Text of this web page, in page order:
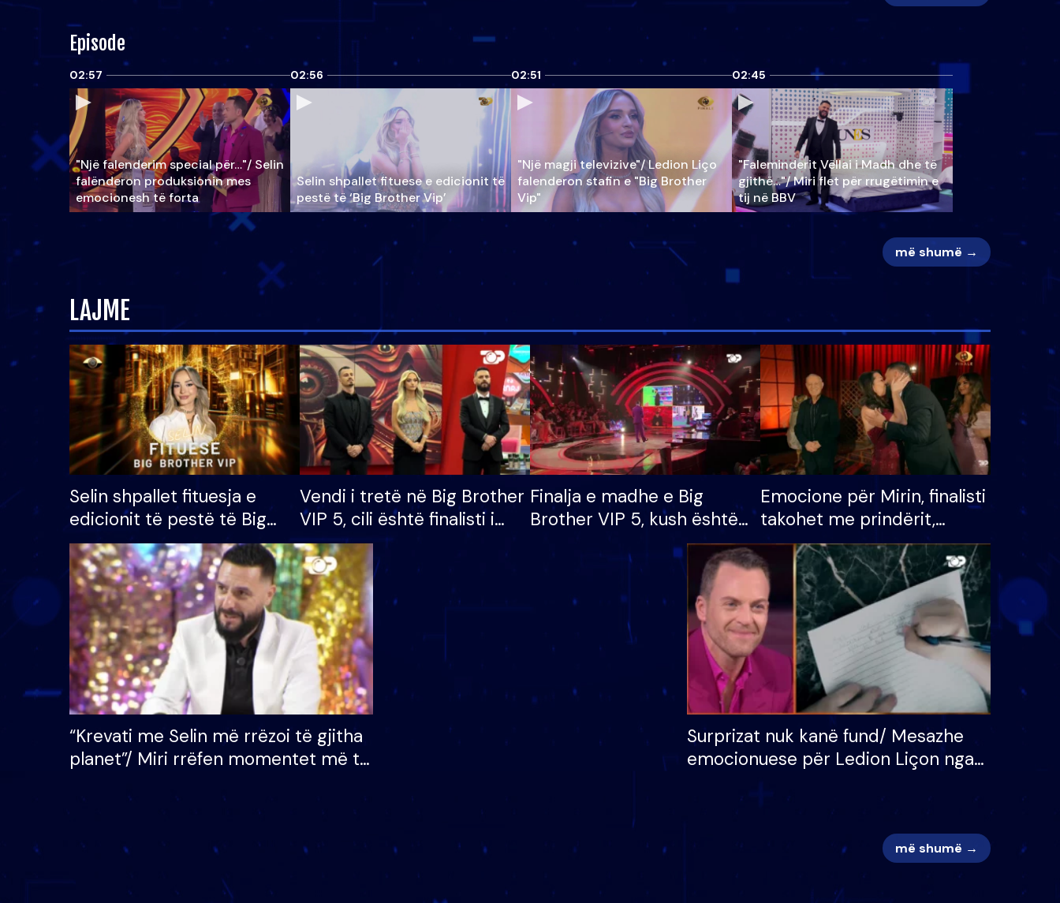
Episode
02:57
"Një falenderim special për…"/ Selin
falënderon produksionin mes
emocionesh të forta
02:56
Selin shpallet fituese e edicionit të
pestë të ‘Big Brother Vip’
02:51
"Një magji televizive"/ Ledion Liço
falenderon stafin e "Big Brother
Vip"
02:45
"Faleminderit Vëllai i Madh dhe të
gjithë…"/ Miri flet për rrugëtimin e
tij në BBV
më shumë →
LAJME
Selin shpallet fituesja e
edicionit të pestë të Big
Brother VIP, rrëmben
çmimin e madh prej 100
mijë eurosh
Vendi i tretë në Big Brother
VIP 5, cili është finalisti i
radhës që lë shtëpinë
Finalja e madhe e Big
Brother VIP 5, kush është
banori i parë që lë shtëpinë
dhe humb mundësinë për
të fituar çmimin e madh
Emocione për Mirin, finalisti
takohet me prindërit,
vajzën dhe bashkëshorten:
S’kemi ndonjë letër divorci
apo jo?
“Krevati me Selin më rrëzoi të gjitha
planet”/ Miri rrëfen momentet më të
mungojë zilja e mëngjesit kur…
Surprizat nuk kanë fund/ Mesazhe
emocionuese për Ledion Liçon nga
më shumë →